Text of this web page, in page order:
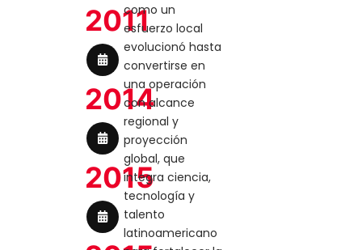
2011
2014
2015
como un
esfuerzo local
evolucionó hasta
convertirse en
una operación
con alcance
regional y
proyección
global, que
integra ciencia,
tecnología y
talento
latinoamericano